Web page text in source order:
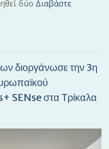
δύο Διαβάστε
διοργάνωσε την 3η
SENse στα Τρίκαλα